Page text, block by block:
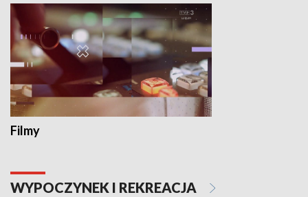
Filmy
WYPOCZYNEK I REKREACJA